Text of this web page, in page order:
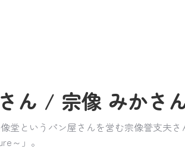
ん / 宗像 みかさ
堂というパン屋さんを営む宗像誉支夫
～」。